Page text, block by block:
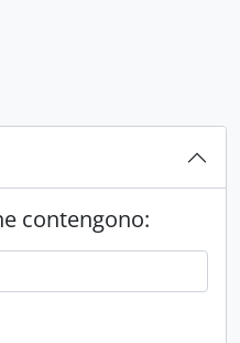
contengono: